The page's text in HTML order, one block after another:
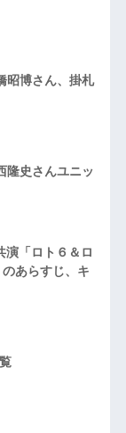
昭博さん、掛札
隆史さんユニッ
演「ロト６＆ロ
あらすじ、キ